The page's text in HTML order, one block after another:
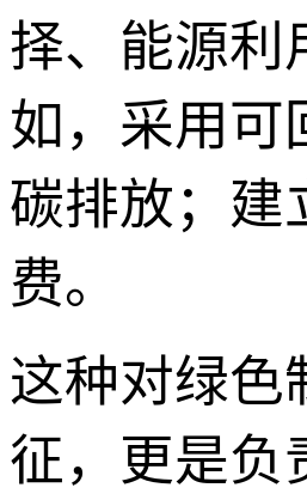
择、能源利
如，采用可
碳排放；建
费。
这种对绿色
征，更是负